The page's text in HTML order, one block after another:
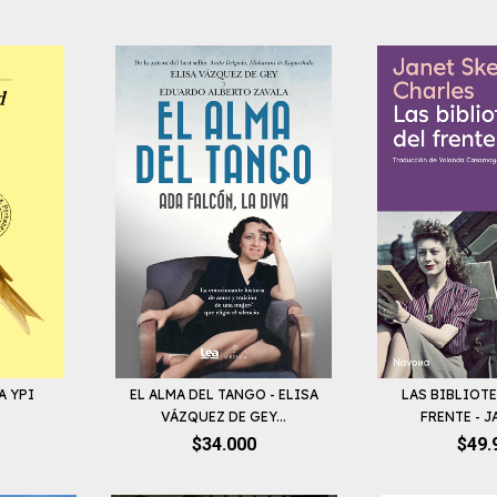
YPI
EL ALMA DEL TANGO - ELISA
VÁZQUEZ DE GEY...
$34.000
LAS
FRENTE -